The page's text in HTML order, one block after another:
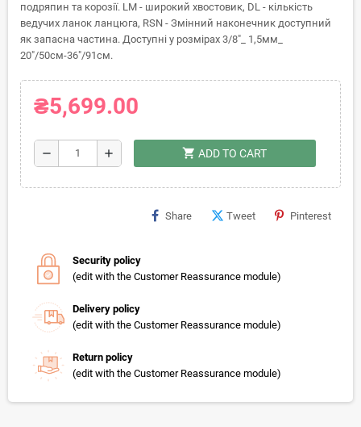
подряпин та корозії. LM - широкий хвостовик, DL - кількість
ведучих ланок ланцюга, RSN - Змінний наконечник доступний
як запасна частина. Доступні у розмірах 3/8"_ 1,5мм_
20"/50см-36"/91см.
₴5,699.00
remove add shopping_cart ADD TO CART
Share Tweet Pinterest
Security policy
(edit with the Customer Reassurance module)
Delivery policy
(edit with the Customer Reassurance module)
Return policy
(edit with the Customer Reassurance module)